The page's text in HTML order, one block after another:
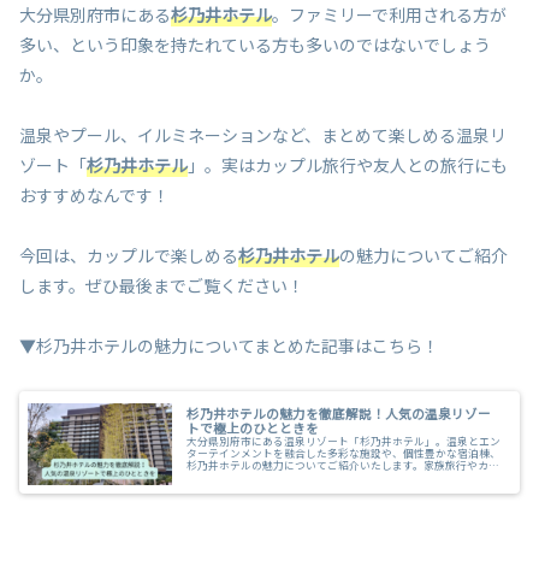
大分県別府市にある杉乃井ホテル。ファミリーで利用される方が
多い、という印象を持たれている方も多いのではないでしょう
か。
温泉やプール、イルミネーションなど、まとめて楽しめる温泉リ
ゾート「杉乃井ホテル 」。実はカップル旅行や友人との旅行にも
おすすめなんです！
今回は、カップルで楽しめる杉乃井ホテルの魅力についてご紹介
します。ぜひ最後までご覧ください！
▼杉乃井ホテルの魅力についてまとめた記事はこちら！
杉乃井ホテルの魅力を徹底解説！人気の温泉リゾー
トで極上のひとときを
大分県別府市にある温泉リゾート「杉乃井ホテル」。温泉とエン
ターテインメントを融合した多彩な施設や、個性豊かな宿泊棟、
杉乃井ホテルの魅力についてご紹介いたします。家族旅行やカッ